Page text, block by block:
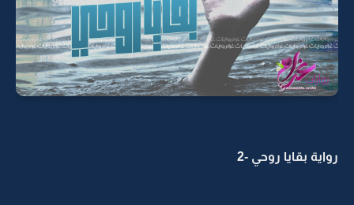
رواية بقايا روحي -2